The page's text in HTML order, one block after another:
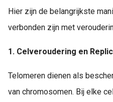
Hier zijn de belangrijkste
verbonden zijn met
1. Celveroudering en
Telomeren dienen als
van chromosomen. Bij elke